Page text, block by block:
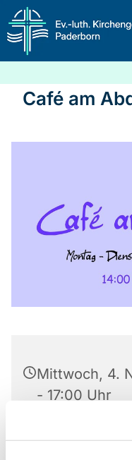
Café am
Mittwoch, 4.
- 17:00 Uhr
Paul-